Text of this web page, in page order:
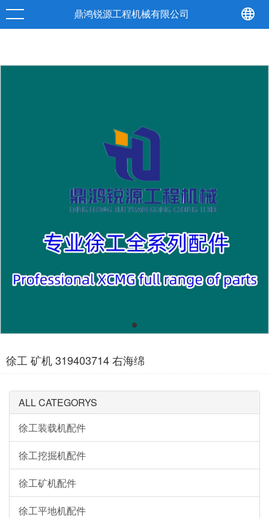
鼎鸿锐源工程机械有限公司
产品 详情
徐工 矿机 319403714 右海绵
ALL CATEGORYS
徐工装载机配件
徐工挖掘机配件
徐工矿机配件
徐工平地机配件